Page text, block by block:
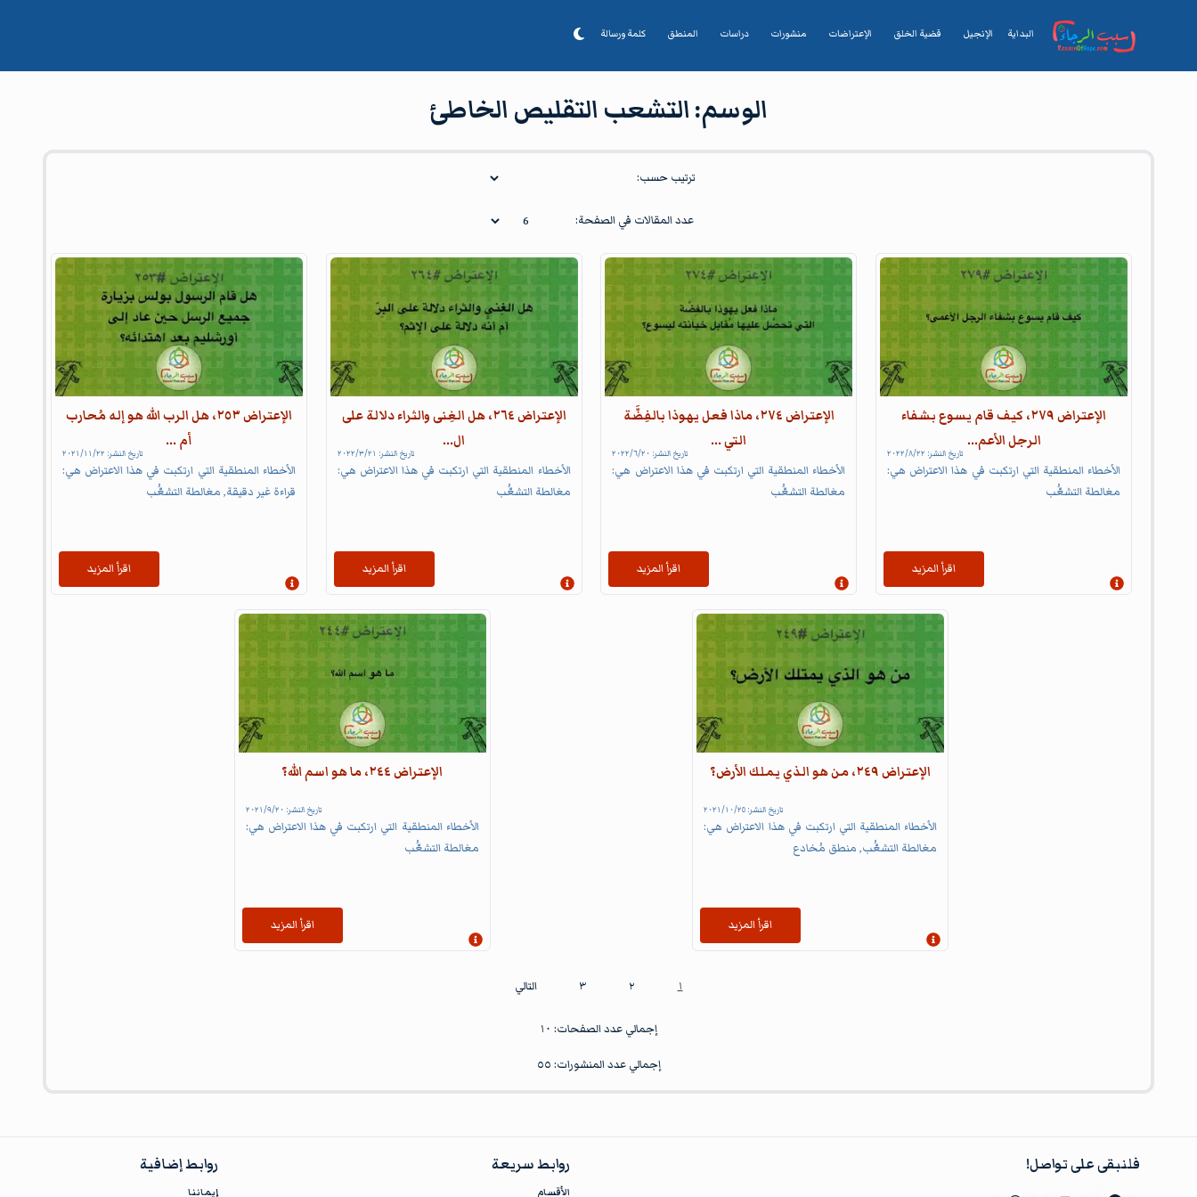
البداية الإنجيل قضية الخلق الإعتراضات منشورات دراسات المنطق كلمة ورسالة
الوسم:التشعب التقليص الخاطئ
Articles
ترتيب حسب:
عدد المقالات في الصفحة:
الإعتراض ٢٧٩، كيف قام يسوع بشفاء
الرجل الأعم...
تاريخ النشر: ٢٢‏/٨‏/٢٠٢٢
الأخطاء المنطقية التي ارتكبت في هذا الاعتراض هي:
مغالطة التشعُّب
إظهار المعلومات
اقرأ المزيد
الإعتراض ٢٧٤، ماذا فعل يهوذا بالفِضَّة
التي ...
تاريخ النشر: ٢٠‏/٦‏/٢٠٢٢
الأخطاء المنطقية التي ارتكبت في هذا الاعتراض هي:
مغالطة التشعُّب
إظهار المعلومات
اقرأ المزيد
الإعتراض ٢٦٤، هل الغِنى والثراء دلالة على
ال...
تاريخ النشر: ٢١‏/٣‏/٢٠٢٢
الأخطاء المنطقية التي ارتكبت في هذا الاعتراض هي:
مغالطة التشعُّب
إظهار المعلومات
اقرأ المزيد
الإعتراض ٢٥٣، هل الرب الله هو إله مُحارب
أم ...
تاريخ النشر: ٢٢‏/١١‏/٢٠٢١
الأخطاء المنطقية التي ارتكبت في هذا الاعتراض هي:
قراءة غير دقيقة, مغالطة التشعُّب
إظهار المعلومات
اقرأ المزيد
الإعتراض ٢٤٩، من هو الذي يملك الأرض؟
تاريخ النشر: ٢٥‏/١٠‏/٢٠٢١
الأخطاء المنطقية التي ارتكبت في هذا الاعتراض هي:
مغالطة التشعُّب, منطق مُخادع
إظهار المعلومات
اقرأ المزيد
الإعتراض ٢٤٤، ما هو اسم الله؟
تاريخ النشر: ٢٠‏/٩‏/٢٠٢١
الأخطاء المنطقية التي ارتكبت في هذا الاعتراض هي:
مغالطة التشعُّب
إظهار المعلومات
اقرأ المزيد
١ ٢ ٣ التالي
إجمالي عدد الصفحات: ١٠
إجمالي عدد المنشورات: ٥٥
فلنبقى على تواصل! روابط سريعة
الأقسام
روابط إضافية
إيماننا